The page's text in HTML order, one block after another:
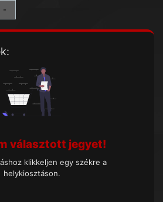
-
választott jegyet!
klikkeljen egy székre a
helykiosztáson.